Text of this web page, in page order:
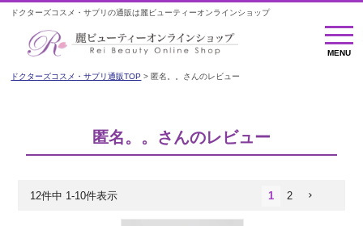
ドクターズコスメ・サプリの通販は麗ビューティーオンラインショップ
MENU
MENU
ドクターズコスメ・サプリ通販TOP 匿名。。さんのレビュー
匿名。。さんのレビュー
12件中 1-10件表示 1 2